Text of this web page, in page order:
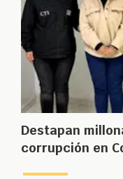
Destapan
corrupción en